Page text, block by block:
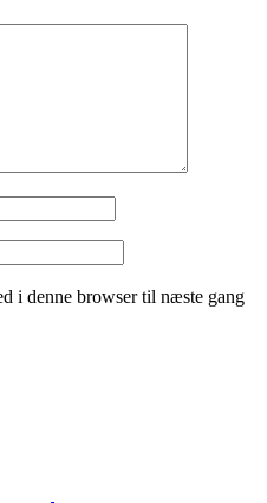
i denne browser til næste gang